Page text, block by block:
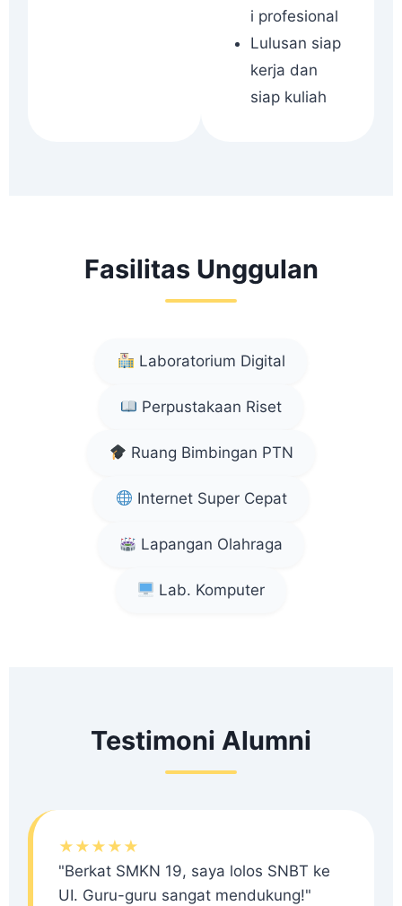
i profesional
Lulusan siap
kerja dan
siap kuliah
Fasilitas Unggulan
Laboratorium Digital
Perpustakaan Riset
Ruang Bimbingan PTN
Internet Super Cepat
Lapangan Olahraga
Lab. Komputer
Testimoni Alumni
★★★★★
"Berkat SMKN 19, saya lolos SNBT ke
UI. Guru-guru sangat mendukung!"